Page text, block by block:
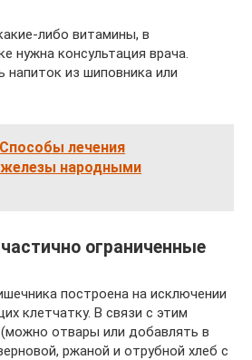
либо витамины, в
нужна консультация врача.
напиток из шиповника или
Способы лечения
народными
ограниченные
построена на исключении
клетчатку. В связи с этим
отвары или добавлять в
ржаной и отрубной хлеб с